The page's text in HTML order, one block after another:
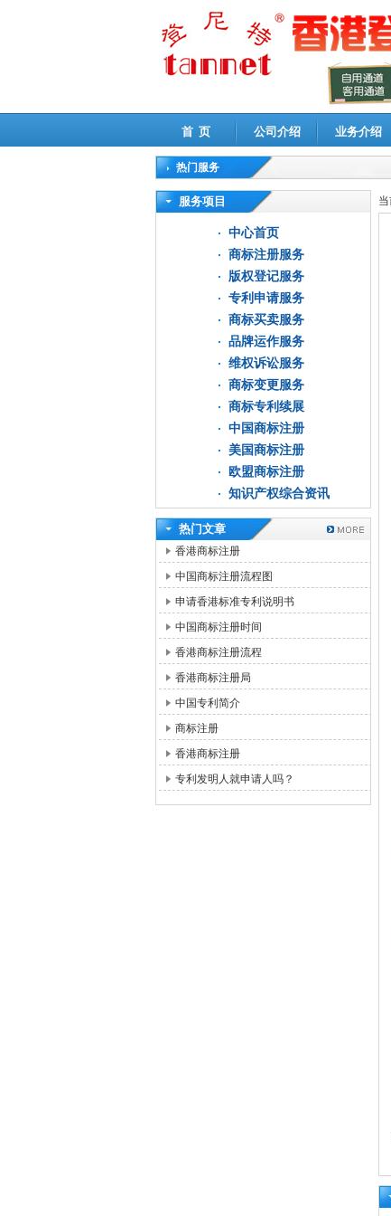
首 页 公司介绍 业务介绍
热门服务
高新技术企业认定审计|企业所得税汇算清缴
服务项目
中心首页
商标注册服务
版权登记服务
专利申请服务
商标买卖服务
品牌运作服务
维权诉讼服务
商标变更服务
商标专利续展
中国商标注册
美国商标注册
欧盟商标注册
知识产权综合资讯
热门文章
香港商标注册
中国商标注册流程图
申请香港标准专利说明书
中国商标注册时间
香港商标注册流程
香港商标注册局
中国专利简介
商标注册
香港商标注册
专利发明人就申请人吗？
当